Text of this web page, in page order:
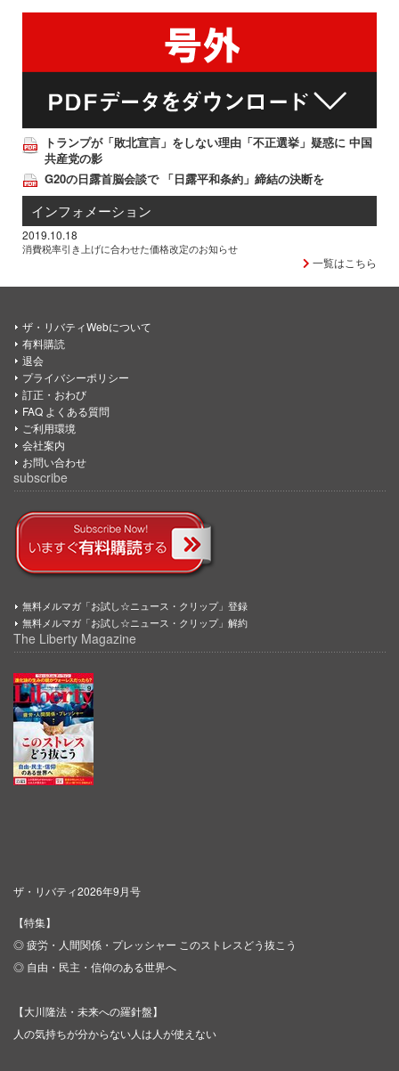
トランプが「敗北宣言」をしない理由「不正選挙」疑惑に 中国
共産党の影
G20の日露首脳会談で 「日露平和条約」締結の決断を
インフォメーション
2019.10.18
消費税率引き上げに合わせた価格改定のお知らせ
一覧はこちら
ザ・リバティWebについて
有料購読
退会
プライバシーポリシー
訂正・おわび
FAQ よくある質問
ご利用環境
会社案内
お問い合わせ
subscribe
無料メルマガ「お試し☆ニュース・クリップ」登録
無料メルマガ「お試し☆ニュース・クリップ」解約
The Liberty Magazine
ザ・リバティ2026年9月号
【特集】
◎ 疲労・人間関係・プレッシャー このストレスどう抜こう
◎ 自由・民主・信仰のある世界へ
【大川隆法・未来への羅針盤】
人の気持ちが分からない人は人が使えない